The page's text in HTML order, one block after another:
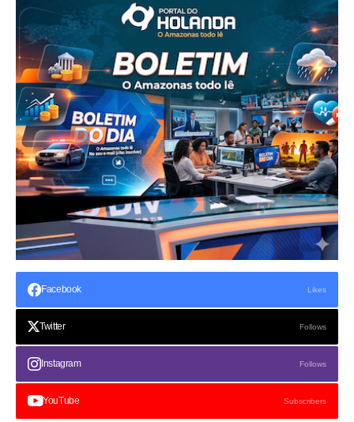
Facebook Likes
Twitter Follows
Instagram Follows
YouTube Subscribers